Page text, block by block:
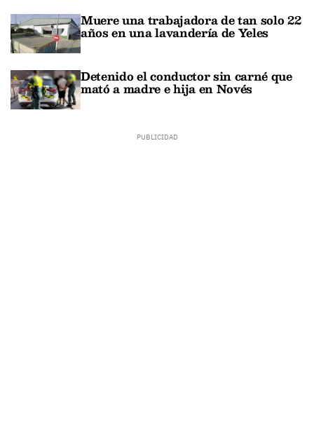
Muere una trabajadora de tan solo 22
años en una lavandería de Yeles
Detenido el conductor sin carné que
mató a madre e hija en Novés